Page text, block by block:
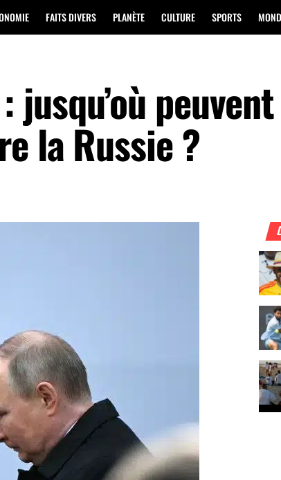
FAITS DIVERS PLANÈTE CULTURE SPORTS
jusqu’où peuvent
la Russie ?